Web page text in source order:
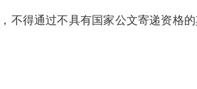
不得通过不具有国家公文寄递资格